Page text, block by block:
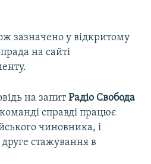
зазначено у відкритому
на сайті
на запитРадіо Свобода
справді працює
чиновника, і
стажування в